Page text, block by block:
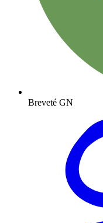
Breveté GN